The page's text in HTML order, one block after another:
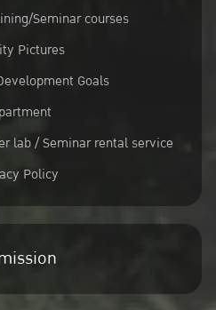
Seminar courses
Pictures
Goals
lab / Seminar rental service
Policy